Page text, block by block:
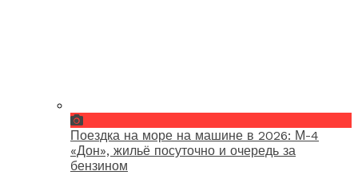
Поездка на море на машине в 2026: М-4
«Дон», жильё посуточно и очередь за
бензином